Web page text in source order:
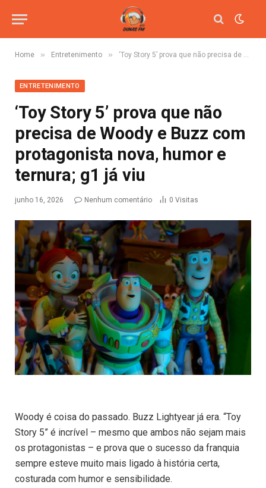
Home » Entretenimento » ‘Toy Story 5’ prova que não precisa de Woody e Buzz com protagonista nova, humor e ternura; g1 já viu
ENTRETENIMENTO
‘Toy Story 5’ prova que não
precisa de Woody e Buzz com
protagonista nova, humor e
ternura; g1 já viu
junho 16, 2026 Nenhum comentário 0 Visitas
Woody é coisa do passado. Buzz Lightyear já era. “Toy
Story 5” é incrível – mesmo que ambos não sejam mais
os protagonistas – e prova que o sucesso da franquia
sempre esteve muito mais ligado à história certa,
costurada com humor e sensibilidade.